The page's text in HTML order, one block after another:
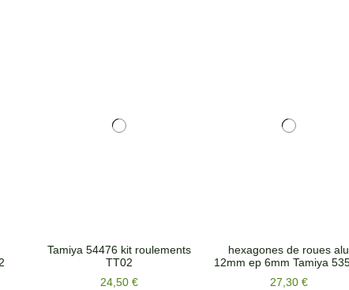
hexagones de roues alu
12mm ep 6mm Tamiya 53569
27,30 €
Support servo alu droit
13,90 €